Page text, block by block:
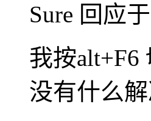
Sure 回应
我按alt+F6
没有什么